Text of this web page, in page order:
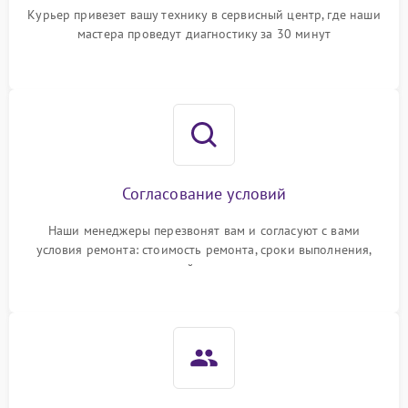
Курьер привезет вашу технику в сервисный центр, где наши
мастера проведут диагностику за 30 минут
Согласование условий
Наши менеджеры перезвонят вам и согласуют с вами
условия ремонта: стоимость ремонта, сроки выполнения,
гарантийные условия